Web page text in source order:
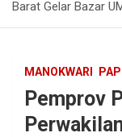
Barat Gelar Bazar
MANOKWARI
Pemprov